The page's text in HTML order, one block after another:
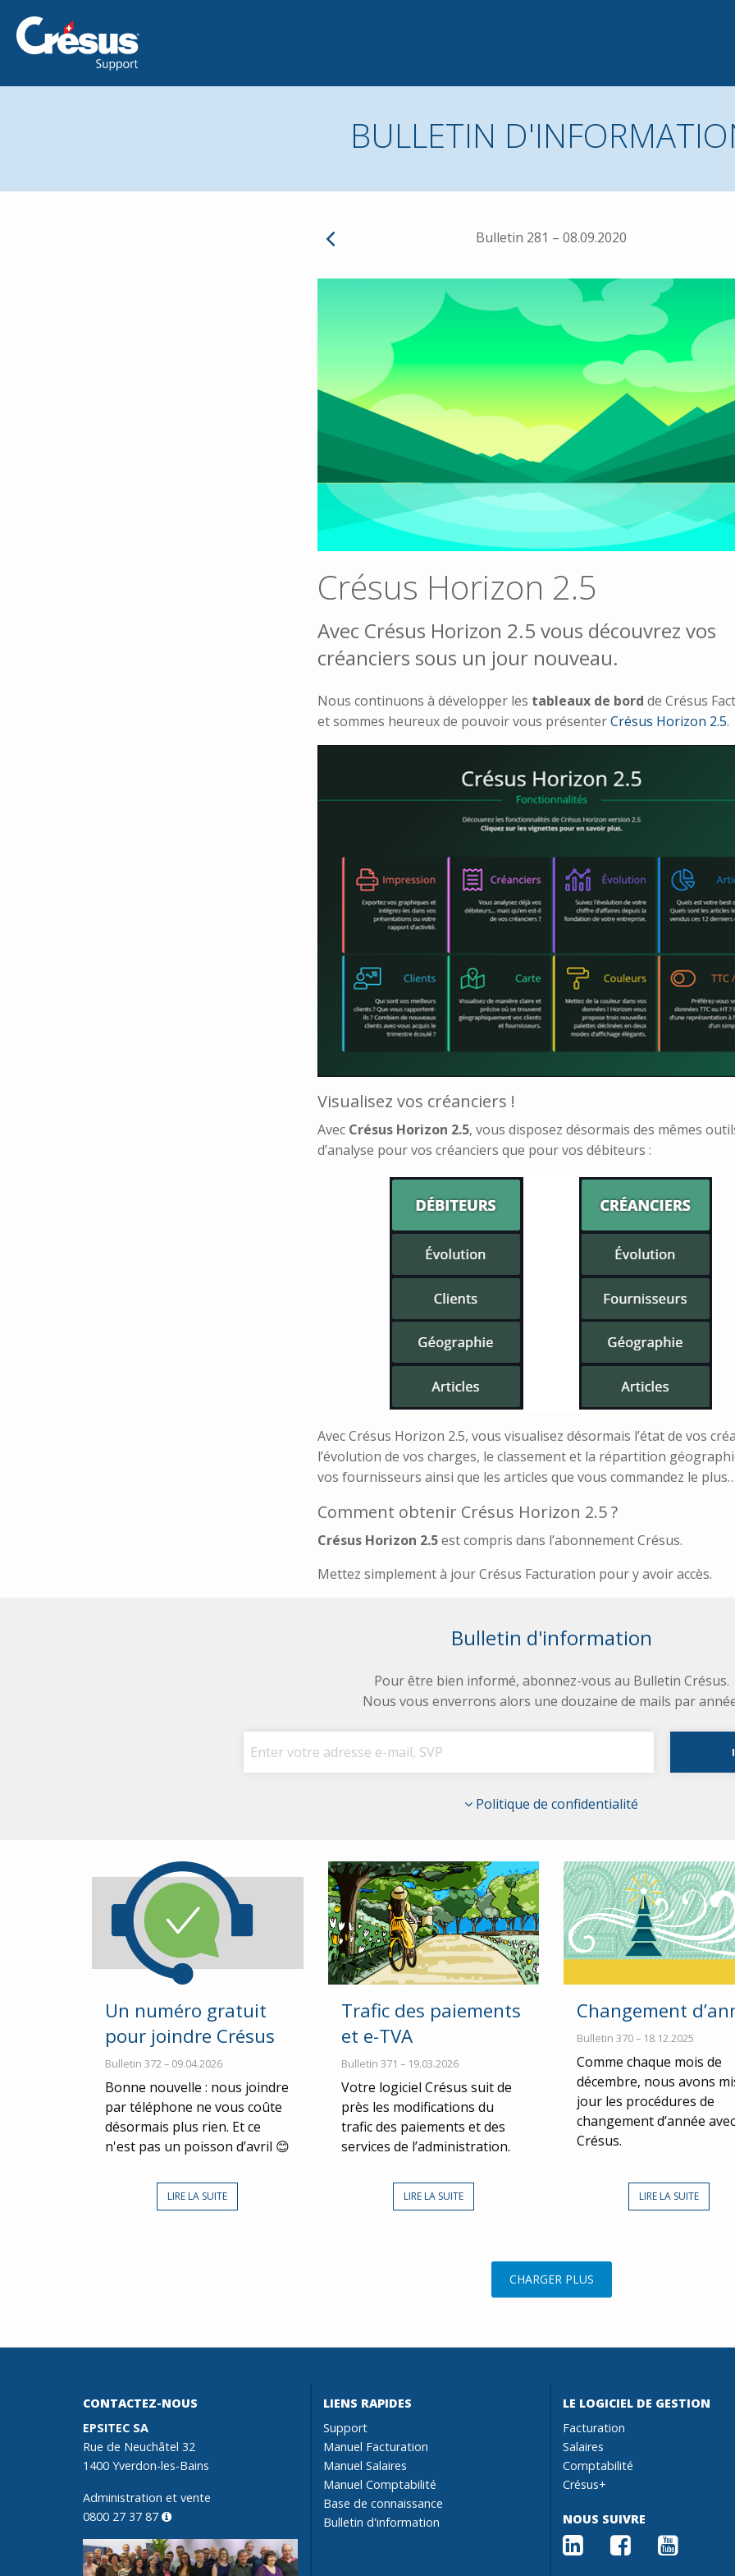
BULLETIN
Bulletin 281 – 08.09.2020
Crésus Horizon 2.5
Avec Crésus Horizon 2.5 vous découvrez vos
créanciers sous un jour nouveau.
Nous continuons à développer les tableaux de bord de Crésus
et sommes heureux de pouvoir vous présenterCrésus Horizon 2.5.
Visualisez vos créanciers !
Avec Crésus Horizon 2.5, vous disposez désormais des mêmes
d’analyse pour vos créanciers que pour vos débiteurs :
Avec Crésus Horizon 2.5, vous visualisez désormais l’état de vos
l’évolution de vos charges, le classement et la répartition
vos fournisseurs ainsi que les articles que vous commandez le
Comment obtenir Crésus Horizon 2.5 ?
Crésus Horizon 2.5est compris dans l’abonnement Crésus.
Mettez simplement à jour Crésus Facturation pour y avoir accès.
Bulletin d'information
Pour être bien informé, abonnez-vous au Bulletin Crésus.
Nous vous enverrons alors une douzaine de mails par
Politique de confidentialité
Un numéro gratuit
pour joindre Crésus
Bulletin 372 – 09.04.2026
Bonne nouvelle : nous joindre
par téléphone ne vous coûte
désormais plus rien. Et ce
n'est pas un poisson d’avril 😊
LIRE LA SUITE
Trafic des paiements
et e-TVA
Bulletin 371 – 19.03.2026
Votre logiciel Crésus suit de
près les modifications du
trafic des paiements et des
services de l’administration.
LIRE LA SUITE
Changement
Bulletin 370 – 18.12.2025
Comme chaque mois de
décembre, nous avons
jour les procédures de
changement d’année avec
Crésus.
LIRE LA SUITE
CHARGER PLUS
CONTACTEZ-NOUS
EPSITEC SA
Rue de Neuchâtel 32
1400 Yverdon-les-Bains
Administration et vente
0800 27 37 87
LIENS RAPIDES
Support
Manuel Facturation
Manuel Salaires
Manuel Comptabilité
Base de connaissance
Bulletin d'information
LE LOGICIEL DE GESTION
Facturation
Salaires
Comptabilité
Crésus+
NOUS SUIVRE